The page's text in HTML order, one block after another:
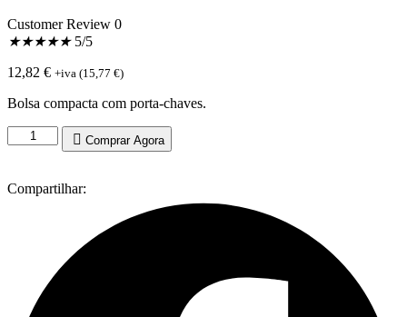
Customer Review 0
★★★★★ 5/5
12,82 € +iva (15,77 €)
Bolsa compacta com porta-chaves.
Quantidade
de
EDC-
Khaki
Comprar Agora
Compartilhar: